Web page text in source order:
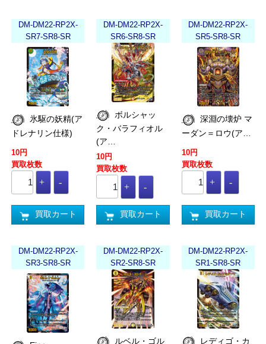
DM-DM22-RP2X-
SR7-SR8-SR
ドレナリン仕様)
10円
買取枚数
買取カート
DM-DM22-RP2X-
SR6-SR8-SR
ク・バラフィオル
(ア…
10円
買取枚数
買取カート
DM-DM22-RP2X-
SR5-SR8-SR
ーダン＝ロウ(ア…
10円
買取枚数
買取カート
DM-DM22-RP2X-
SR3-SR8-SR
DM-DM22-RP2X-
SR2-SR8-SR
DM-DM22-RP2X-
SR1-SR8-SR